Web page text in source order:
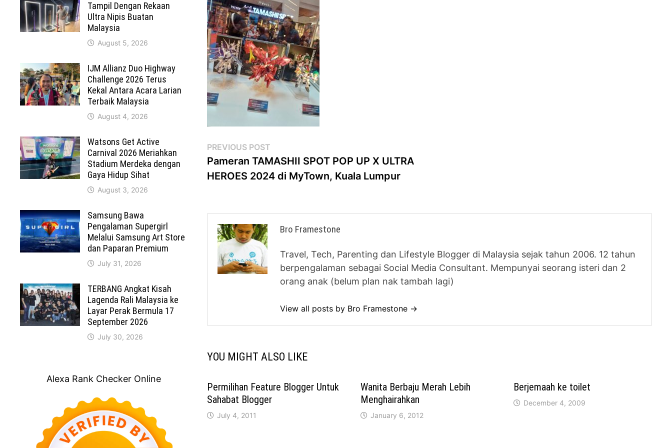
Post
navigation
PREVIOUS POST
post:
Pameran TAMASHII SPOT POP UP X ULTRA
HEROES 2024 di MyTown, Kuala Lumpur
Bro Framestone
Travel, Tech, Parenting dan Lifestyle Blogger di Malaysia sejak tahun 2006. 12 tahun
berpengalaman sebagai Social Media Consultant. Mempunyai seorang isteri dan 2
orang anak (belum plan nak tambah lagi)
View all posts by Bro Framestone →
YOU MIGHT ALSO LIKE
Permilihan Feature Blogger Untuk
Sahabat Blogger
July 4, 2011
Wanita Berbaju Merah Lebih
Menghairahkan
January 6, 2012
Berjemaah ke toilet
December 4, 2009
Tampil Dengan Rekaan
Ultra Nipis Buatan
Malaysia
August 5, 2026
IJM Allianz Duo Highway
Challenge 2026 Terus
Kekal Antara Acara Larian
Terbaik Malaysia
August 4, 2026
Watsons Get Active
Carnival 2026 Meriahkan
Stadium Merdeka dengan
Gaya Hidup Sihat
August 3, 2026
Samsung Bawa
Pengalaman Supergirl
Melalui Samsung Art Store
dan Paparan Premium
July 31, 2026
TERBANG Angkat Kisah
Lagenda Rali Malaysia ke
Layar Perak Bermula 17
September 2026
July 30, 2026
Alexa Rank Checker Online